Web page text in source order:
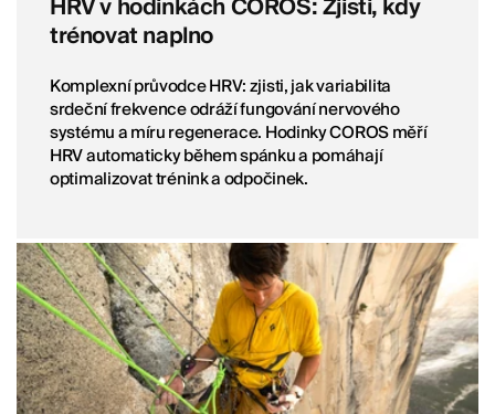
HRV v hodinkách COROS: Zjisti, kdy
trénovat naplno
Komplexní průvodce HRV: zjisti, jak variabilita
srdeční frekvence odráží fungování nervového
systému a míru regenerace. Hodinky COROS měří
HRV automaticky během spánku a pomáhají
optimalizovat trénink a odpočinek.